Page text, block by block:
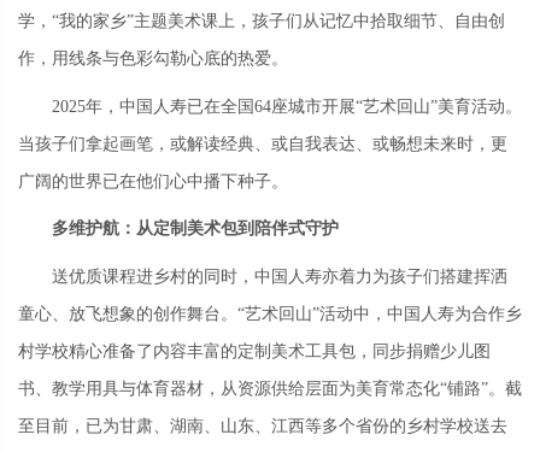
学，“我的家乡”主题美术课上，孩子们从记忆中拾取细节、自由创
作，用线条与色彩勾勒心底的热爱。
2025年，中国人寿已在全国64座城市开展“艺术回山”美育活动。
当孩子们拿起画笔，或解读经典、或自我表达、或畅想未来时，更
广阔的世界已在他们心中播下种子。
多维护航：从定制美术包到陪伴式守护
送优质课程进乡村的同时，中国人寿亦着力为孩子们搭建挥洒
童心、放飞想象的创作舞台。“艺术回山”活动中，中国人寿为合作乡
村学校精心准备了内容丰富的定制美术工具包，同步捐赠少儿图
书、教学用具与体育器材，从资源供给层面为美育常态化“铺路”。截
至目前，已为甘肃、湖南、山东、江西等多个省份的乡村学校送去